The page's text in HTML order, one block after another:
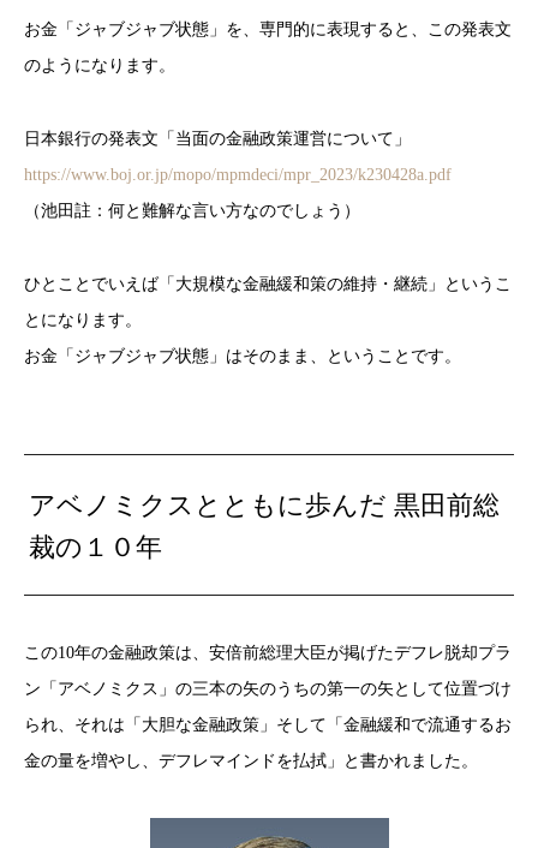
お金「ジャブジャブ状態」を、専門的に表現すると、この発表文
のようになります。
日本銀行の発表文「当面の金融政策運営について」
https://www.boj.or.jp/mopo/mpmdeci/mpr_2023/k230428a.pdf
（池田註：何と難解な言い方なのでしょう）
ひとことでいえば「大規模な金融緩和策の維持・継続」というこ
とになります。
お金「ジャブジャブ状態」はそのまま、ということです。
アベノミクスとともに歩んだ 黒田前総
裁の１０年
この10年の金融政策は、安倍前総理大臣が掲げたデフレ脱却プラ
ン「アベノミクス」の三本の矢のうちの第一の矢として位置づけ
られ、それは「大胆な金融政策」そして「金融緩和で流通するお
金の量を増やし、デフレマインドを払拭」と書かれました。